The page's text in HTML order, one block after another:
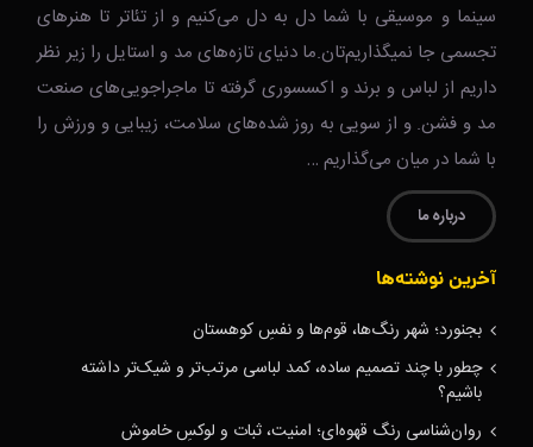
سینما و موسیقی با شما دل به دل می‌کنیم و از تئاتر تا هنرهای
تجسمی جا نمیگذاریم‌تان.ما دنیای تازه‌های مد و استایل را زیر نظر
داریم از لباس و برند و اکسسوری گرفته تا ماجراجویی‌های صنعت
مد و فشن. و از سویی به روز شده‌های سلامت، زیبایی و ورزش را
با شما در میان می‌گذاریم …
درباره ما
آخرین نوشته‌ها
بجنورد؛ شهر رنگ‌ها، قوم‌ها و نفسِ کوهستان
چطور با چند تصمیم ساده، کمد لباسی مرتب‌تر و شیک‌تر داشته
باشیم؟
روان‌شناسی رنگ قهوه‌ای؛ امنیت، ثبات و لوکسِ خاموش